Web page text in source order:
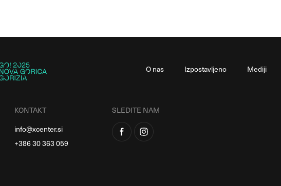
O nas Izpostavljeno Mediji
KONTAKT
info@xcenter.si
+386 30 363 059
SLEDITE NAM